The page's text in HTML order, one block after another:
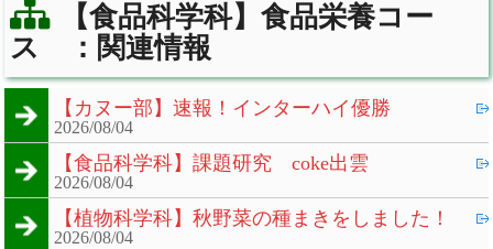
【食品科学科】食品栄養コー
ス ：関連情報
【カヌー部】速報！インターハイ優勝
2026/08/04
【食品科学科】課題研究 coke出雲
2026/08/04
【植物科学科】秋野菜の種まきをしました！
2026/08/04